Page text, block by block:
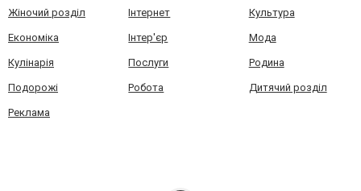
Жіночий розділ Інтернет Культура
Економіка Інтер'єр Мода
Кулінарія Послуги Родина
Подорожі Робота Дитячий розділ
Реклама